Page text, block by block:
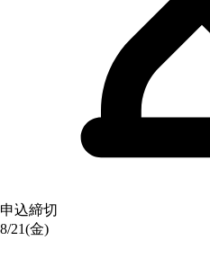
申込締切
8/21(金)